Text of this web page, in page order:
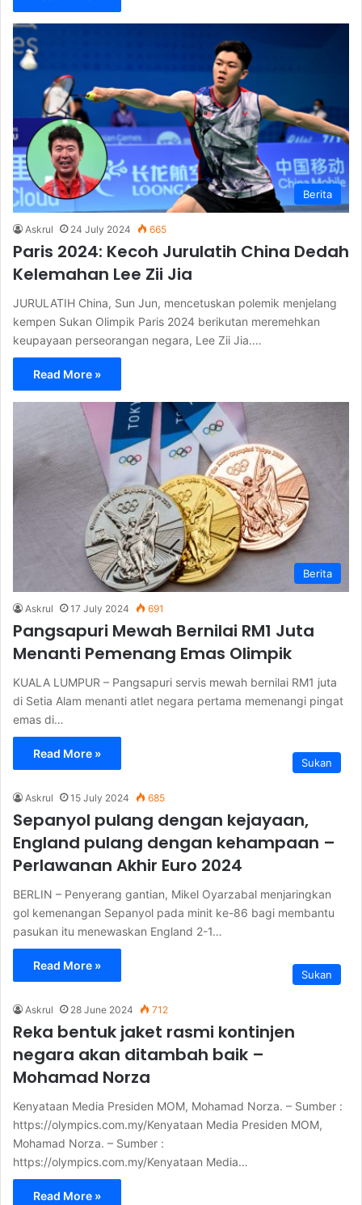
Berita
Askrul 24 July 2024 665
Paris 2024: Kecoh Jurulatih China Dedah
Kelemahan Lee Zii Jia
JURULATIH China, Sun Jun, mencetuskan polemik menjelang
kempen Sukan Olimpik Paris 2024 berikutan meremehkan
keupayaan perseorangan negara, Lee Zii Jia.…
Read More »
Berita
Askrul 17 July 2024 691
Pangsapuri Mewah Bernilai RM1 Juta
Menanti Pemenang Emas Olimpik
KUALA LUMPUR – Pangsapuri servis mewah bernilai RM1 juta
di Setia Alam menanti atlet negara pertama memenangi pingat
emas di…
Read More »
Sukan
Askrul 15 July 2024 685
Sepanyol pulang dengan kejayaan,
England pulang dengan kehampaan –
Perlawanan Akhir Euro 2024
BERLIN – Penyerang gantian, Mikel Oyarzabal menjaringkan
gol kemenangan Sepanyol pada minit ke-86 bagi membantu
pasukan itu menewaskan England 2-1…
Read More »
Sukan
Askrul 28 June 2024 712
Reka bentuk jaket rasmi kontinjen
negara akan ditambah baik –
Mohamad Norza
Kenyataan Media Presiden MOM, Mohamad Norza. – Sumber :
https://olympics.com.my/Kenyataan Media Presiden MOM,
Mohamad Norza. – Sumber :
https://olympics.com.my/Kenyataan Media…
Read More »